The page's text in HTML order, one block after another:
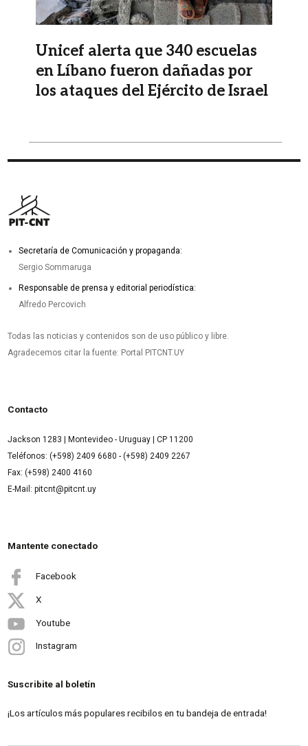
Unicef alerta que 340 escuelas
en Líbano fueron dañadas por
los ataques del Ejército de Israel
Secretaría de Comunicación y propaganda:
Sergio Sommaruga
Responsable de prensa y editorial periodística:
Alfredo Percovich
Todas las noticias y contenidos son de uso público y libre.
Agradecemos citar la fuente: Portal PITCNT.UY
Contacto
Jackson 1283 | Montevideo - Uruguay | CP 11200
Teléfonos: (+598) 2409 6680 - (+598) 2409 2267
Fax: (+598) 2400 4160
E-Mail: pitcnt@pitcnt.uy
Mantente conectado
Facebook
X
Youtube
Instagram
Suscribite al boletín
¡Los artículos más populares recibilos en tu bandeja de entrada!